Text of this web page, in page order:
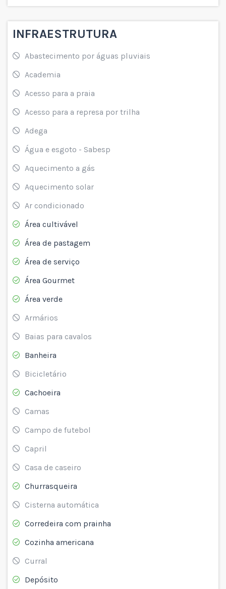
INFRAESTRUTURA
Abastecimento por águas pluviais
Academia
Acesso para a praia
Acesso para a represa por trilha
Adega
Água e esgoto - Sabesp
Aquecimento a gás
Aquecimento solar
Ar condicionado
Área cultivável
Área de pastagem
Área de serviço
Área Gourmet
Área verde
Armários
Baias para cavalos
Banheira
Bicicletário
Cachoeira
Camas
Campo de futebol
Capril
Casa de caseiro
Churrasqueira
Cisterna automática
Corredeira com prainha
Cozinha americana
Curral
Depósito